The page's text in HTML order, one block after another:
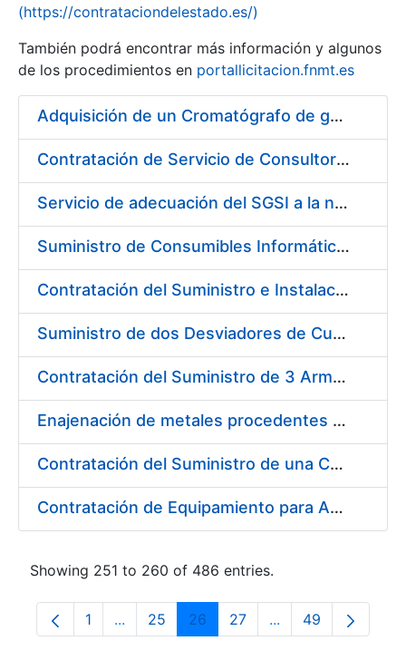
Show/Hide
(https://contrataciondelestado.es/)
También podrá encontrar más información y algunos
de los procedimientos en portallicitacion.fnmt.es
Adquisición de un Cromatógrafo de gases
Contratación de Servicio de Consultoría para Implantación por Fases de un Sistema de Gestión del Ciclo de Vida de las Aplicaciones en el Área de Desarrollo de CERES (Fase 1)
Servicio de adecuación del SGSI a la norma UNE-ISO/IEC 27001:2014
Suministro de Consumibles Informáticos (Cartuchos de Tinta y Tóner)
Contratación del Suministro e Instalación de una Impresora Industrial para papel en pliego y dato variable
Suministro de dos Desviadores de Cuerdas para la nueva Máquina de Papel de la Fábrica de Papel de Seguridad de Burgos
Contratación del Suministro de 3 Armarios Inteligentes para Gestión de Llaves
Enajenación de metales procedentes de desmonetización (9 lotes)
Contratación del Suministro de una Carretilla Eléctrica Contrapesada
Contratación de Equipamiento para Ampliación de Infraestructura de Entorno de Digitalización
Showing 251 to 260 of 486 entries.
Page
1 ...Intermediate Pages Use TAB to navigate.
Page
25 Page
26 Page
27 ...Intermediate
Page
49